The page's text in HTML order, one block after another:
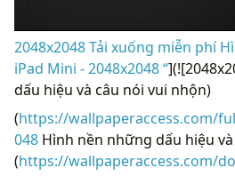
2048x2048 Tải xuống miễn phí
iPad Mini - 2048x2048 “
dấu hiệu và câu nói vui nhộn)
(https://wallpaperaccess.com/
048 Hình nền những dấu hiệu
(https://wallpaperaccess.com/